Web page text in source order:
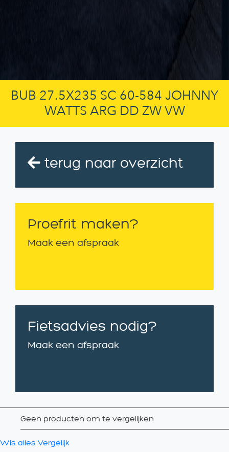
BUB 27.5X235 SC 60-584 JOHNNY
WATTS ARG DD ZW VW
terug naar overzicht
Proefrit maken?
Maak een afspraak
Fietsadvies nodig?
Maak een afspraak
Geen producten om te vergelijken
Wis alles Vergelijk